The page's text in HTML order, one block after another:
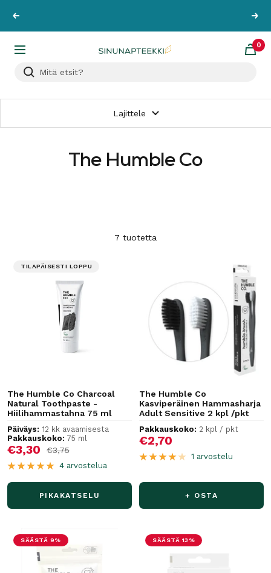
sisältöön
Edellinen
Navigaatio Sinunapteekki.fi
0
Lajittele
The Humble Co
7 tuotetta
TILAPÄISESTI LOPPU
The Humble Co Charcoal
Natural Toothpaste -
Hiilihammastahna 75 ml
Päiväys: 12 kk avaamisesta
Pakkauskoko: 75 ml
Alennushinta
€3,30 Normaalihinta
€3,75
4 arvostelua
PIKAKATSELU
The Humble Co
Kasviperäinen Hammasharja
Adult Sensitive 2 kpl /pkt
Pakkauskoko: 2 kpl / pkt
Alennushinta
€2,70
1 arvostelu
+ OSTA
SÄÄSTÄ 9% SÄÄSTÄ 13%